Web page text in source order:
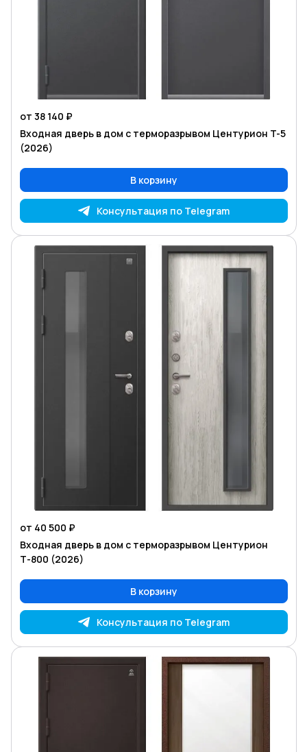
от 38 140 ₽
Входная дверь в дом с терморазрывом Центурион T-5
(2026)
В корзину
Консультация по Telegram
от 40 500 ₽
Входная дверь в дом с терморазрывом Центурион
Т-800 (2026)
В корзину
Консультация по Telegram